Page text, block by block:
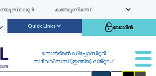
ന്യൂസ് ലെറ്റര്‍ കമ്മ്യൂണിക്സ്
Quick Links ലോഗിൻ
സെൻട്രൽ ഡിപ്പോസിറ്ററി
സർവ്വീസസ് (ഇന്ത്യ) ലിമിറ്റഡ്